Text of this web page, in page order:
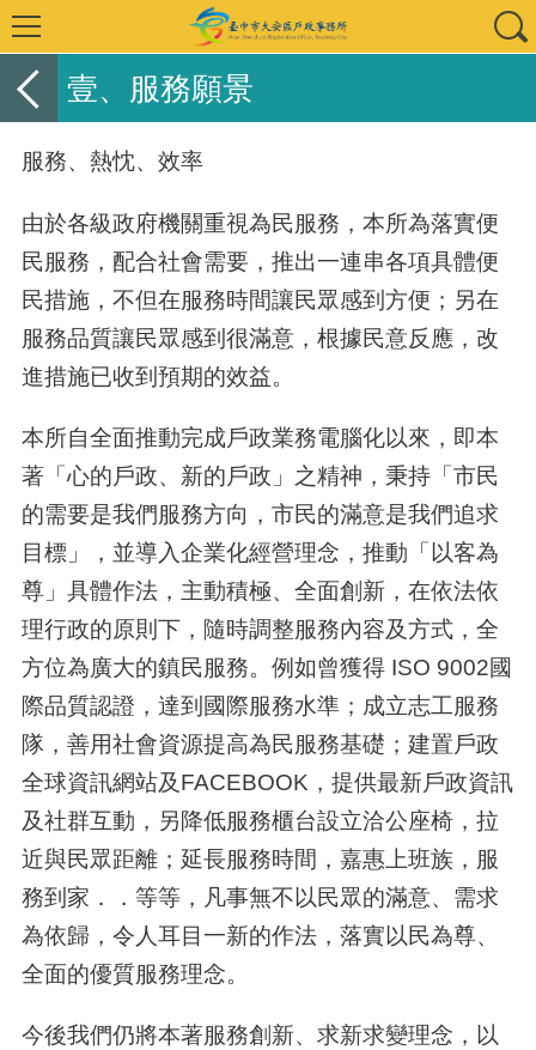
壹、服務願景
服務、熱忱、效率
由於各級政府機關重視為民服務，本所為落實便
民服務，配合社會需要，推出一連串各項具體便
民措施，不但在服務時間讓民眾感到方便；另在
服務品質讓民眾感到很滿意，根據民意反應，改
進措施已收到預期的效益。
本所自全面推動完成戶政業務電腦化以來，即本
著「心的戶政、新的戶政」之精神，秉持「市民
的需要是我們服務方向，市民的滿意是我們追求
目標」，並導入企業化經營理念，推動「以客為
尊」具體作法，主動積極、全面創新，在依法依
理行政的原則下，隨時調整服務內容及方式，全
方位為廣大的鎮民服務。例如曾獲得 ISO 9002國
際品質認證，達到國際服務水準；成立志工服務
隊，善用社會資源提高為民服務基礎；建置戶政
全球資訊網站及FACEBOOK，提供最新戶政資訊
及社群互動，另降低服務櫃台設立洽公座椅，拉
近與民眾距離；延長服務時間，嘉惠上班族，服
務到家．．等等，凡事無不以民眾的滿意、需求
為依歸，令人耳目一新的作法，落實以民為尊、
全面的優質服務理念。
今後我們仍將本著服務創新、求新求變理念，以